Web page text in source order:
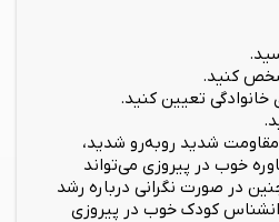
کنید.
تعیین کنید.
مقاومت شدید روبه‌رو شدید،
خوب در پیروزی می‌تواند
در صورت نگرانی درباره رشد
کودک خوب در پیروزی